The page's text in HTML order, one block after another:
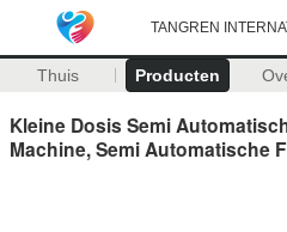
TANGREN
Thuis Producten
Kleine Dosis Semi
Machine, Semi Automatische